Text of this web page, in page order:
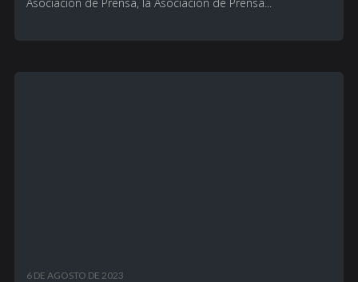
6 DE AGOSTO DE 2023